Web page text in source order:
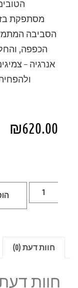
מסתפקת
הסביבה
הכפפה,
אנרגיה –
₪620.00
חוות דעת (0)
חוות דעת